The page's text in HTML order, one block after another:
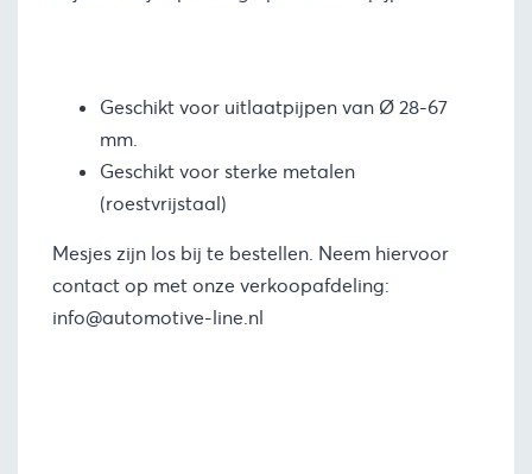
Geschikt voor uitlaatpijpen van Ø 28-67
mm.
Geschikt voor sterke metalen
(roestvrijstaal)
Mesjes zijn los bij te bestellen. Neem hiervoor
contact op met onze verkoopafdeling:
info@automotive-line.nl